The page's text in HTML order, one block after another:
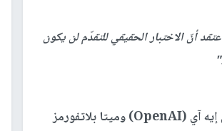
أنّ الاختبار الحقيقي للتقدّم لن يكون
وتأتي هذه التحركات بينما يتسابق عمالقة التكنولوجيا مثل غوغل وأوبن إيه آي (OpenAI) وميتا بلاتفورمز